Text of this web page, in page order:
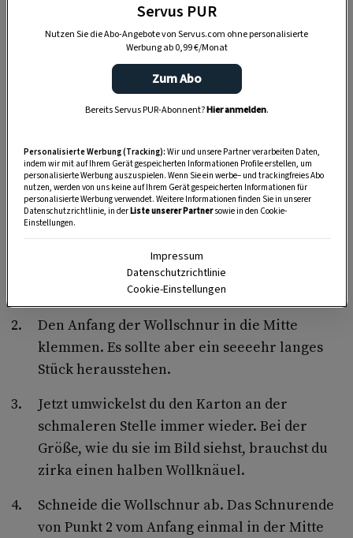
So bastelst du ein schauriges
So wird’s gemacht:
Den rechteckigen Karton bis zur Mitte
einschneiden. Je größer der Karton ist, desto
größer wird der Körper der Fledermaus.
Den Anfang der Wollschnur in die Mitte
klemmen. Es sollte aber ein seeeehr langes
Stück herausstehen.
Jetzt umwickelst du den Karton an der
schmaleren Stelle immer wieder. Bei der
Größe, wie du sie im Bild siehst, brauchst du
zirka einen halben Wollknäuel.
Schneide die Wollschnur ab. Das Schnurende
von Punkt 2 vom Anfang einmal in der Mitte
Servus PUR
Nutzen Sie die Abo-Angebote von Servus.com ohne personalisierte
Werbung ab 0,99 €/Monat
Zum Abo
Bereits Servus PUR-Abonnent?Hier anmelden.
Personalisierte Werbung (Tracking): Wir und unsere Partner verarbeiten Daten,
indem wir mit auf Ihrem Gerät gespeicherten Informationen Profile erstellen, um
personalisierte Werbung auszuspielen. Wenn Sie ein werbe– und trackingfreies Abo
nutzen, werden von uns keine auf Ihrem Gerät gespeicherten Informationen für
personalisierte Werbung verwendet. Weitere Informationen finden Sie in unserer
Datenschutzrichtlinie, in derListe unserer Partnersowie in den Cookie-
Einstellungen.
Impressum
Datenschutzrichtlinie
Cookie-Einstellungen